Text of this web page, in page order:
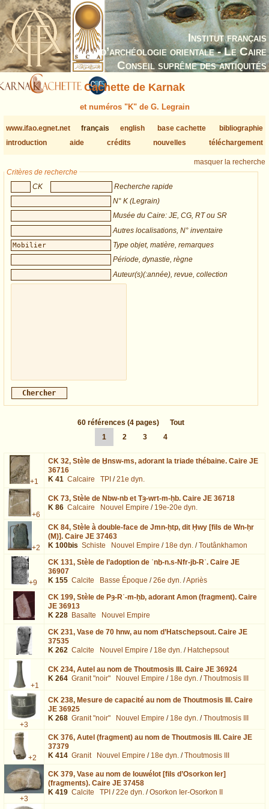
Institut français
d’archéologie orientale - Le Caire
Conseil suprême des antiquités
Cachette de Karnak
et numéros "K" de G. Legrain
www.ifao.egnet.net français english base cachette
bibliographie
introduction
aide crédits nouvelles téléchargement
masquer la recherche
Critères de recherche
CK
Recherche rapide
N° K (Legrain)
Musée du Caire: JE, CG, RT ou SR
Autres localisations, N° inventaire
Type objet, matière, remarques
Période, dynastie, règne
Auteur(s)(:année), revue, collection
60 références (4 pages)
Tout
1
2 3 4
+1
CK 32, Stèle de Ḫnsw-ms, adorant la triade thébaine. Caire JE
36716
K 41 Calcaire TPI /21e dyn.
+6
CK 73, Stèle de Nbw-nb et Tȝ-wrt-m-ḥb. Caire JE 36718
K 86 Calcaire Nouvel Empire / 19e-20e dyn.
+2
CK 84, Stèle à double-face de Jmn-ḥtp, dit Ḥwy [fils de Wn-ḥr
(M)]. Caire JE 37463
K 100bis Schiste Nouvel Empire / 18e dyn. /Toutânkhamon
+9
CK 131, Stèle de l’adoption de ʿnḫ-n.s-Nfr-jb-Rʿ. Caire JE
36907
K 155 Calcite Basse Époque /26e dyn. /Apriès
CK 199, Stèle de Pȝ-Rʿ-m-ḥb, adorant Amon (fragment). Caire
JE 36913
K 228 Basalte
Nouvel Empire
CK 231, Vase de 70 hnw, au nom d’Hatschepsout. Caire JE
37535
K 262 Calcite Nouvel Empire / 18e dyn. / Hatchepsout
+1
CK 234, Autel au nom de Thoutmosis III. Caire JE 36924
K 264 Granit "noir" Nouvel Empire / 18e dyn. /Thoutmosis III
+3
CK 238, Mesure de capacité au nom de Thoutmosis III. Caire
JE 36925
K 268 Granit "noir" Nouvel Empire / 18e dyn. /Thoutmosis III
+2
CK 376, Autel (fragment) au nom de Thoutmosis III. Caire JE
37379
K 414 Granit Nouvel Empire / 18e dyn. /Thoutmosis III
+3
CK 379, Vase au nom de Iouwélot [fils d’Osorkon Ier]
(fragments). Caire JE 37458
K 419 Calcite TPI /22e dyn. /Osorkon Ier-Osorkon II